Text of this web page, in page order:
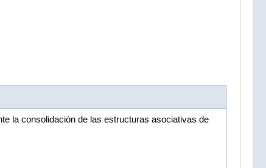
la consolidación de las estructuras asociativas de